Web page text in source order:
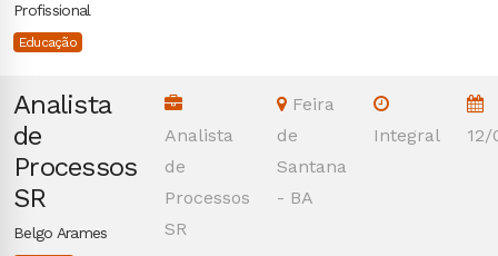
Profissional
Educação
Analista
de
Processos
SR
Belgo Arames
Analista
de
Processos
SR
Feira
de
Santana
- BA
Integral